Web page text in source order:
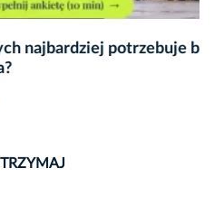
potrzebuje branża